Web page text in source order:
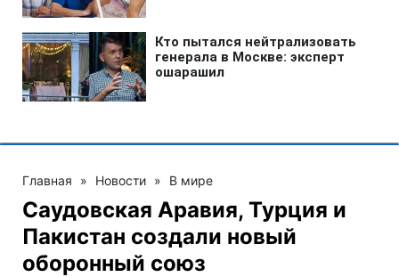
Главная » Новости » В мире
Саудовская Аравия, Турция и
Пакистан создали новый
оборонный союз